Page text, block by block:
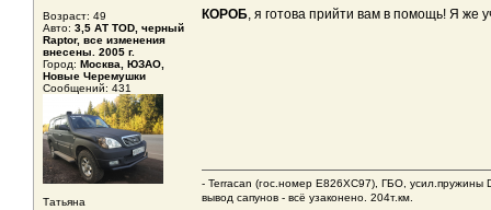
Возраст: 49
Авто: 3,5 АТ TOD, черный
Raptor, все изменения
внесены. 2005 г.
Город: Москва, ЮЗАО,
Новые Черемушки
Сообщений: 431
Татьяна
КОРОБ, я готова прийти вам в помощь! Я же
- Terracan (гос.номер Е826ХС97), ГБО, усил.пружины
вывод сапунов - всё узаконено. 204т.км.